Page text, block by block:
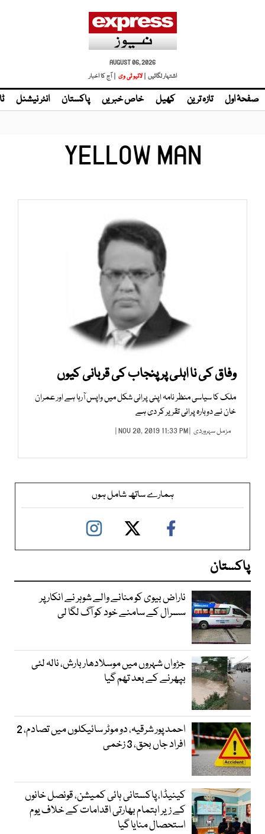
AUGUST 06, 2026
اشتہار لگائیں |
| آج کا اخبار
صفحۂ اول تازہ ترین کھیل خاص خبریں پاکستان انٹر نیشنل
YELLOW MAN
وفاق کی نا اہلی پر پنجاب کی قربانی کیوں
ملک کا سیاسی منظر نامہ اپنی پرانی شکل میں واپس آرہا ہے اور عمران
خان نے دوبارہ پرانی تقریر کر دی ہے
مزمل سہروردی | NOV 20, 2019 11:33 PM |
ہمارے ساتھ شامل ہوں
پاکستان
ناراض بیوی کو منانے والے شوہر نے انکار پر
سسرال کے سامنے خود کو آگ لگا لی
جڑواں شہروں میں موسلادھار بارش، نالہ لئی
بپھرنے کے بعد تھم گیا
احمد پور شرقیہ، دو موٹر سائیکلوں میں تصادم، 2
افراد جاں بحق، 3 زخمی
کینیڈا، پاکستانی ہائی کمیشن، قونصل خانوں
کے زیر اہتمام بھارتی اقدامات کے خلاف یوم
استحصال منایا گیا